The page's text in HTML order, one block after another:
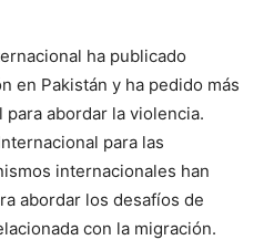
ha publicado
en Pakistán y ha pedido más
abordar la violencia.
para las
internacionales han
abordar los desafíos de
con la migración.